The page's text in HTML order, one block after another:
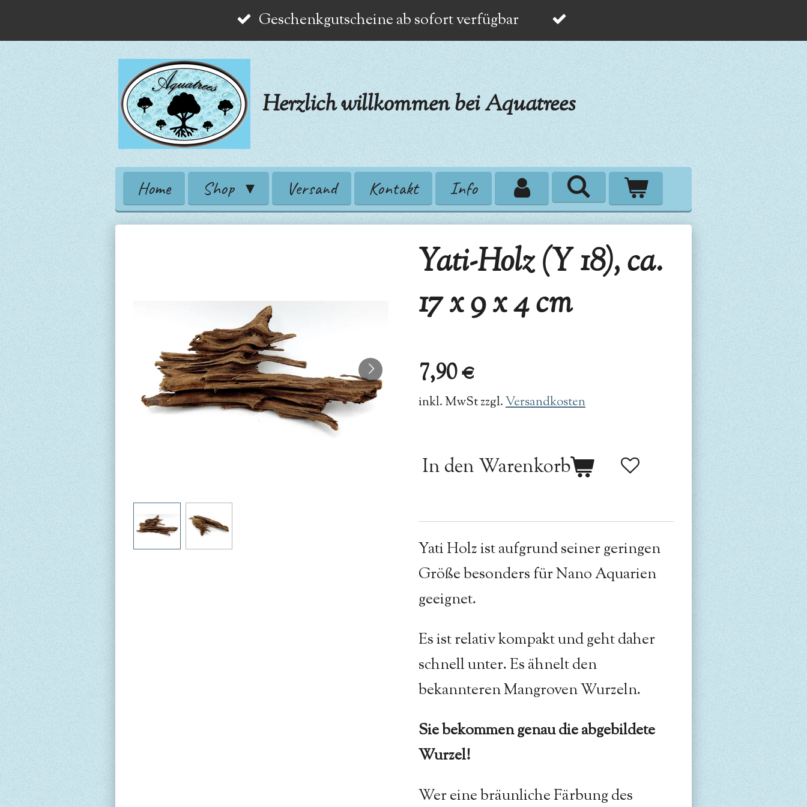
Hauptinhalt
Geschenkgutscheine ab sofort verfügbar
Herzlich willkommen bei Aquatrees
Home Shop Versand Kontakt Info
Yati-Holz (Y 18), ca.
17 x 9 x 4 cm
7,90 €
inkl. MwSt zzgl.Versandkosten
In den Warenkorb
Yati Holz ist aufgrund seiner geringen
Größe besonders für Nano Aquarien
geeignet.
Es ist relativ kompakt und geht daher
schnell unter.Es ähnelt den
bekannteren Mangroven Wurzeln.
Sie bekommen genau die abgebildete
Wurzel!
Wer eine bräunliche Färbung des